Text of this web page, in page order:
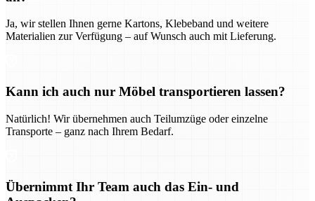
Ja, wir stellen Ihnen gerne Kartons, Klebeband und weitere
Materialien zur Verfügung – auf Wunsch auch mit Lieferung.
Kann ich auch nur Möbel transportieren lassen?
Natürlich! Wir übernehmen auch Teilumzüge oder einzelne
Transporte – ganz nach Ihrem Bedarf.
Übernimmt Ihr Team auch das Ein- und